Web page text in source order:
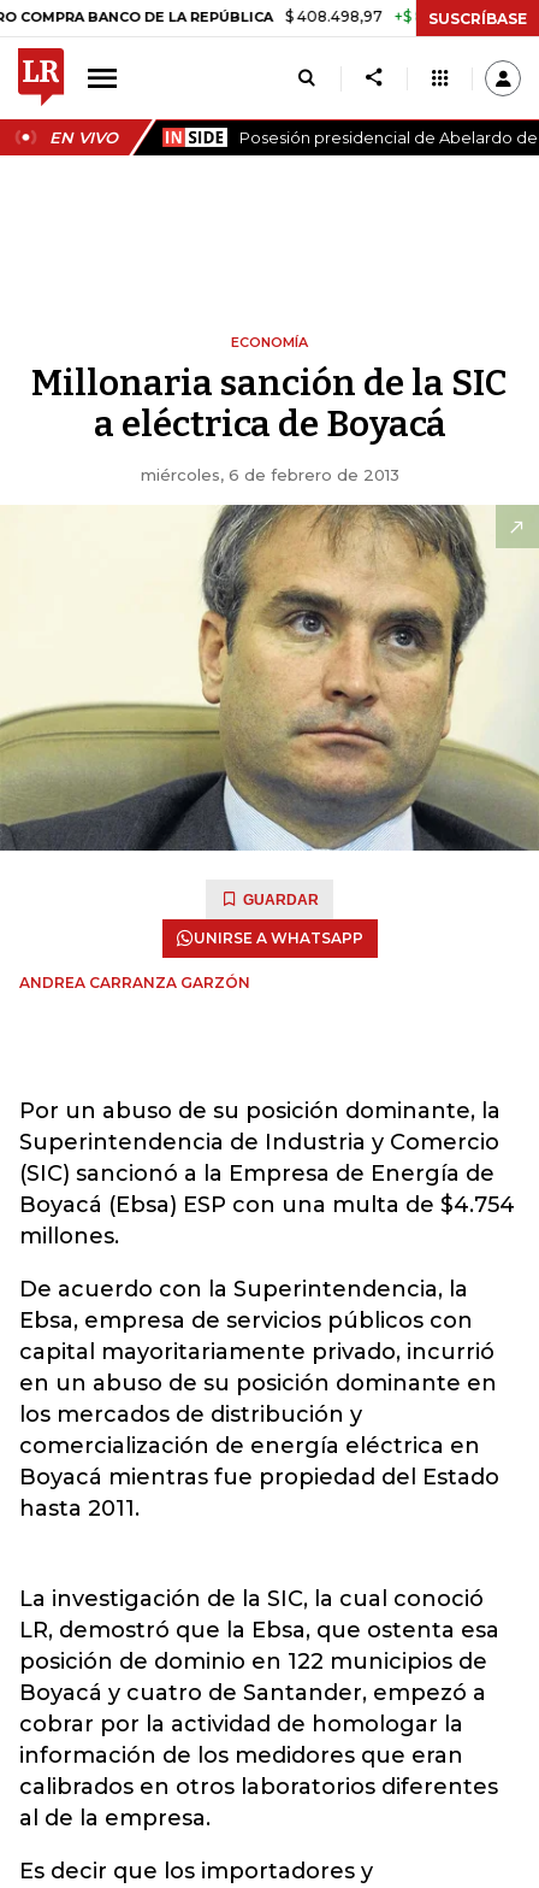
BANCO DE LA REPÚBLICA $ 408.498,97 +$ 8.753,81 +2,19%
SUSCRÍBASE
EN VIVO Posesión presidencial de Abelardo de
ECONOMÍA
Millonaria sanción de la SIC
a eléctrica de Boyacá
miércoles, 6 de febrero de 2013
GUARDAR
UNIRSE A WHATSAPP
ANDREA CARRANZA GARZÓN
Por un abuso de su posición dominante, la
Superintendencia de Industria y Comercio
(SIC) sancionó a la Empresa de Energía de
Boyacá (Ebsa) ESP con una multa de $4.754
millones.
De acuerdo con la Superintendencia, la
Ebsa, empresa de servicios públicos con
capital mayoritariamente privado, incurrió
en un abuso de su posición dominante en
los mercados de distribución y
comercialización de energía eléctrica en
Boyacá mientras fue propiedad del Estado
hasta 2011.
La investigación de la SIC, la cual conoció
LR, demostró que la Ebsa, que ostenta esa
posición de dominio en 122 municipios de
Boyacá y cuatro de Santander, empezó a
cobrar por la actividad de homologar la
información de los medidores que eran
calibrados en otros laboratorios diferentes
al de la empresa.
Es decir que los importadores y